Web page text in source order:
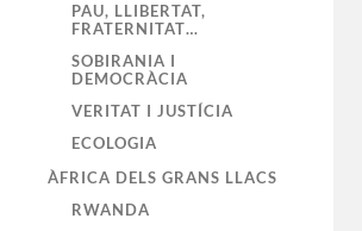
PAU, LLIBERTAT,
FRATERNITAT…
SOBIRANIA I
DEMOCRÀCIA
VERITAT I JUSTÍCIA
ECOLOGIA
ÀFRICA DELS GRANS LLACS
RWANDA